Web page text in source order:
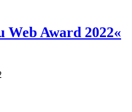
Web Award 2022«